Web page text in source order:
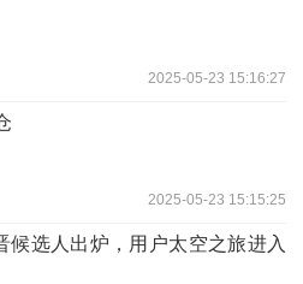
2025-05-23 15:16:27
2025-05-23 15:15:25
候选人出炉，用户太空之旅进入